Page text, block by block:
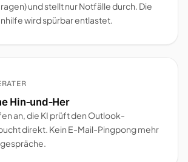
und stellt nur Notfälle durch. Die
wird spürbar entlastet.
Hin-und-Her
an, die KI prüft den Outlook-
direkt. Kein E-Mail-Pingpong mehr